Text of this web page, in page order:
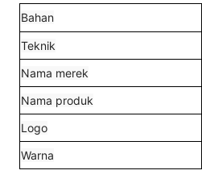
Bahan
Teknik
Nama merek
Nama produk
Logo
Warna